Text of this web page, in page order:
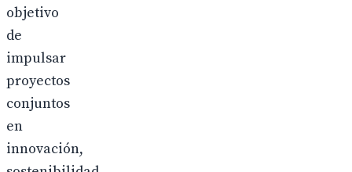
objetivo
de
impulsar
proyectos
conjuntos
en
innovación,